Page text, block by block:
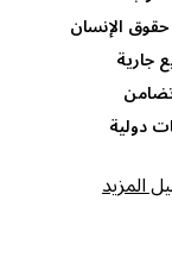
الإنسان
جارية
دولية
المزيد